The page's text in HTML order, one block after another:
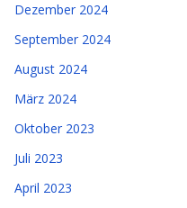
Dezember 2024
September 2024
August 2024
März 2024
Oktober 2023
Juli 2023
April 2023